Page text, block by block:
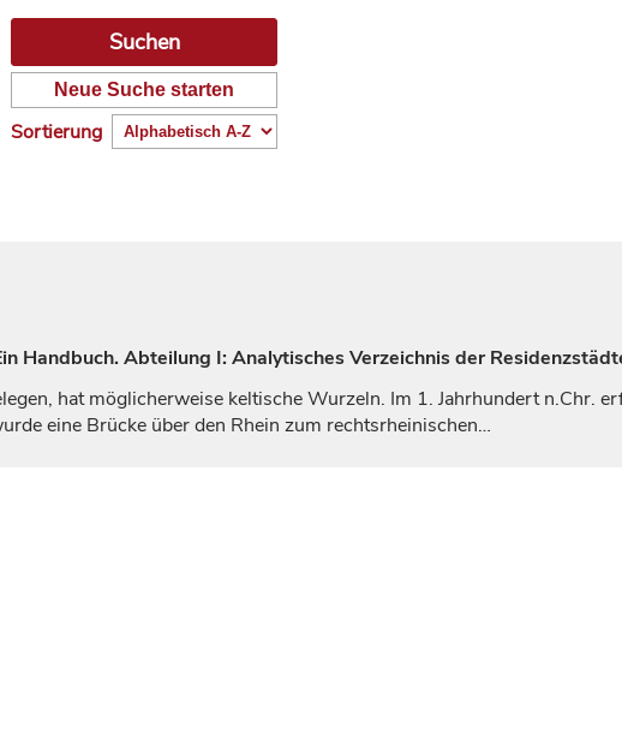
Neue Suche starten
Sortierung
Handbuch. Abteilung I: Analytisches Verzeichnis der
hat möglicherweise keltische Wurzeln. Im 1. Jahrhundertn.Chr.
eine Brücke über den Rhein zum rechtsrheinischen…